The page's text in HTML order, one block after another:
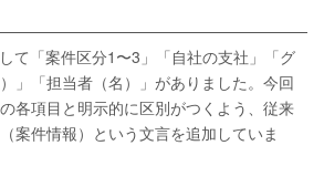
て「案件区分1〜3」「自社の支社」「グ
」「担当者（名）」がありました。今回
各項目と明示的に区別がつくよう、従来
案件情報）という文言を追加していま